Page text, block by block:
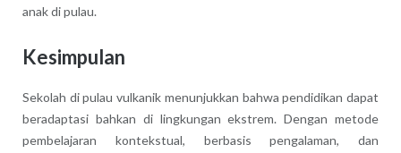
anak di pulau.
Kesimpulan
Sekolah di pulau vulkanik menunjukkan bahwa pendidikan dapat
beradaptasi bahkan di lingkungan ekstrem. Dengan metode
pembelajaran kontekstual, berbasis pengalaman, dan